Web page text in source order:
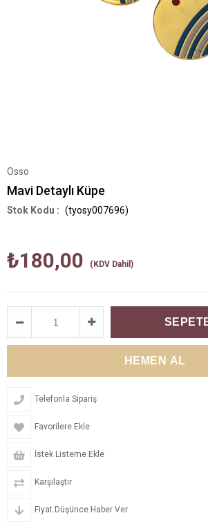
Osso
Mavi Detaylı Küpe
(tyosy007696)
₺180,00 (KDV Dahil)
Telefonla Sipariş
Favorilere Ekle
İstek Listeme Ekle
Karşılaştır
Fiyat Düşünce Haber Ver